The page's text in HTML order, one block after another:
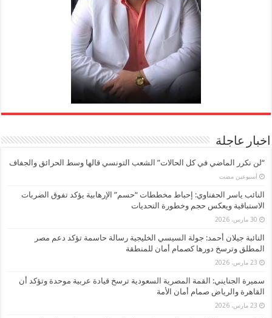
اخبار عاجلة
“لن نكرر الماضي في كل الحالات” الشعب التونسي قالها وسط الحرائق والجفاف
‏أسبوعين مضت
النائب ياسر الحفناوي: إحباط مخططات “حسم” الإرهابية يؤكد تفوق الضربات
الاستباقية ويعكس حجم وخطورة التحديات
30 مارس، 2026
النائبة جيلان أحمد: جولة السيسي الخليجية رسالة حاسمة تؤكد دعم مصر
المطلق وترسخ دورها كصمام أمان للمنطقة
23 مارس، 2026
سميرة الجنايني: القمة المصرية السعودية ترسخ قيادة عربية موحدة وتؤكد أن
القاهرة والرياض صمام أمان الأمة
23 مارس، 2026